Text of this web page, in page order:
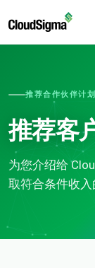
推荐合作伙伴计划
推荐客
为您介绍给
取符合条件收入